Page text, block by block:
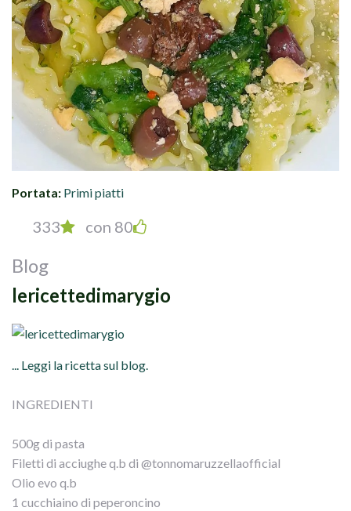
Portata: Primi piatti
333 con 80
Blog
lericettedimarygio
... Leggi la ricetta sul blog.
INGREDIENTI
500g di pasta
Filetti di acciughe q.b di @tonnomaruzzellaofficial
Olio evo q.b
1 cucchiaino di peperoncino